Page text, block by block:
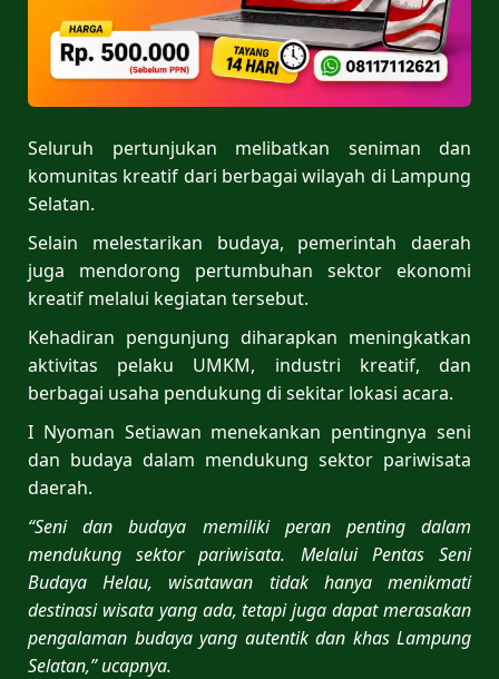
Seluruh pertunjukan melibatkan seniman dan
komunitas kreatif dari berbagai wilayah di Lampung
Selatan.
Selain melestarikan budaya, pemerintah daerah
juga mendorong pertumbuhan sektor ekonomi
kreatif melalui kegiatan tersebut.
Kehadiran pengunjung diharapkan meningkatkan
aktivitas pelaku UMKM, industri kreatif, dan
berbagai usaha pendukung di sekitar lokasi acara.
I Nyoman Setiawan menekankan pentingnya seni
dan budaya dalam mendukung sektor pariwisata
daerah.
“Seni dan budaya memiliki peran penting dalam
mendukung sektor pariwisata. Melalui Pentas Seni
Budaya Helau, wisatawan tidak hanya menikmati
destinasi wisata yang ada, tetapi juga dapat merasakan
pengalaman budaya yang autentik dan khas Lampung
Selatan,” ucapnya.